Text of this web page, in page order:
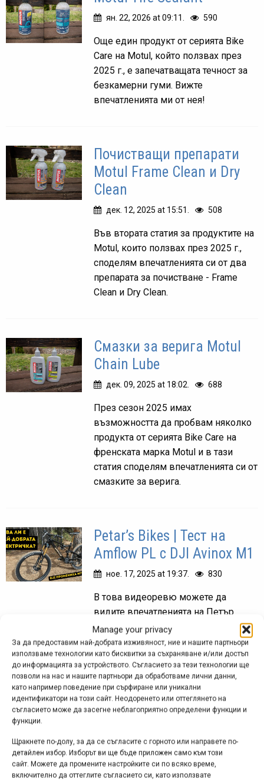
Manage your privacy
За да предоставим най-добрата изживяност, ние и нашите партньори
използваме технологии като бисквитки за съхраняване и/или достъп
до информацията за устройството. Съгласието за тези технологии ще
позволи на нас и нашите партньори да обработваме лични данни,
като например поведение при сърфиране или уникални
идентификатори на този сайт. Неодоренето или оттеглянето на
съгласието може да засегне неблагоприятно определени функции и
функции.
Щракнете по-долу, за да се съгласите с горното или направете по-
детайлен избор. Изборът ви ще бъде приложен само към този
сайт. Можете да промените настройките си по всяко време,
включително да оттеглите съгласието си, като използвате
ян. 22, 2026 at 09:11. 590
Още един продукт от серията Bike
Care на Motul, който ползвах през
2025 г., е запечатващата течност за
безкамерни гуми. Вижте
впечатленията ми от нея!
Почистващи препарати
Motul Frame Clean и Dry
Clean
дек. 12, 2025 at 15:51. 508
Във втората статия за продуктите на
Motul, които ползвах през 2025 г.,
споделям впечатленията си от два
препарата за почистване - Frame
Clean и Dry Clean.
Смазки за верига Motul
Chain Lube
дек. 09, 2025 at 18:02. 688
През сезон 2025 имах
възможността да пробвам няколко
продукта от серията Bike Care на
френската марка Motul и в тази
статия споделям впечатленията си от
смазките за верига.
Petar’s Bikes | Тест на
Amflow PL с DJI Avinox M1
ное. 17, 2025 at 19:37. 830
В това видеоревю можете да
видите впечатленията на Петър
Петров (Petar's Bikes) от един ден
каране с най-мощната система за
задвижване на е-байкове в
момента - DJI Avinox M1,
монтирана...
Първа среща с Bosch
Performance Line CX
юни 04, 2025 at 17:04. 2357